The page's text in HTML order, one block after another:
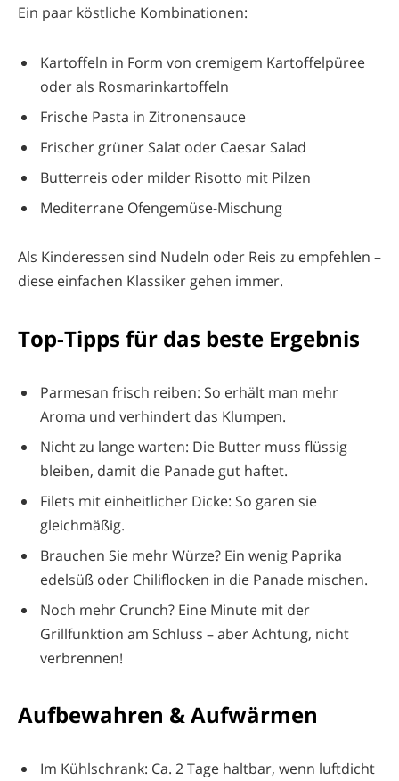
Ein paar köstliche Kombinationen:
Kartoffeln in Form von cremigem Kartoffelpüree
oder als Rosmarinkartoffeln
Frische Pasta in Zitronensauce
Frischer grüner Salat oder Caesar Salad
Butterreis oder milder Risotto mit Pilzen
Mediterrane Ofengemüse-Mischung
Als Kinderessen sind Nudeln oder Reis zu empfehlen –
diese einfachen Klassiker gehen immer.
Top-Tipps für das beste Ergebnis
Parmesan frisch reiben: So erhält man mehr
Aroma und verhindert das Klumpen.
Nicht zu lange warten: Die Butter muss flüssig
bleiben, damit die Panade gut haftet.
Filets mit einheitlicher Dicke: So garen sie
gleichmäßig.
Brauchen Sie mehr Würze? Ein wenig Paprika
edelsüß oder Chiliflocken in die Panade mischen.
Noch mehr Crunch? Eine Minute mit der
Grillfunktion am Schluss – aber Achtung, nicht
verbrennen!
Aufbewahren & Aufwärmen
Im Kühlschrank: Ca. 2 Tage haltbar, wenn luftdicht